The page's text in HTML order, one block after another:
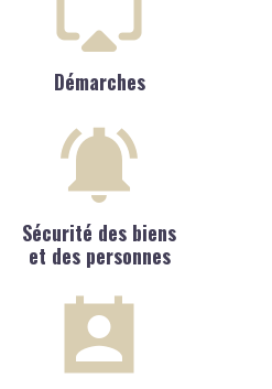
Démarches
Sécurité des biens
et des personnes